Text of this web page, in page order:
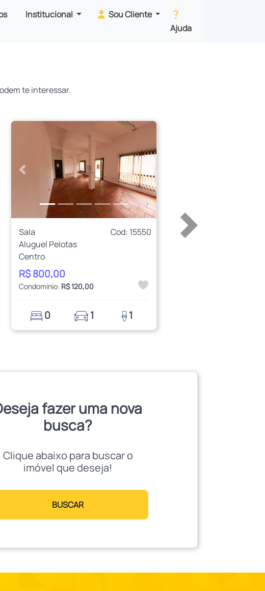
Institucional
Sou Cliente
Ajuda
te interessar.
Anterior Próximo
Sala
Cod: 15550
Aluguel Pelotas
Centro
R$ 800,00
Condomínio: R$ 120,00
0 1 1
fazer uma nova
busca?
Clique abaixo para buscar o
imóvel que deseja!
BUSCAR